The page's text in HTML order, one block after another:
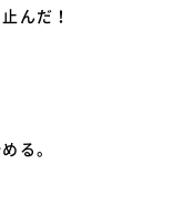
んだ！
る。